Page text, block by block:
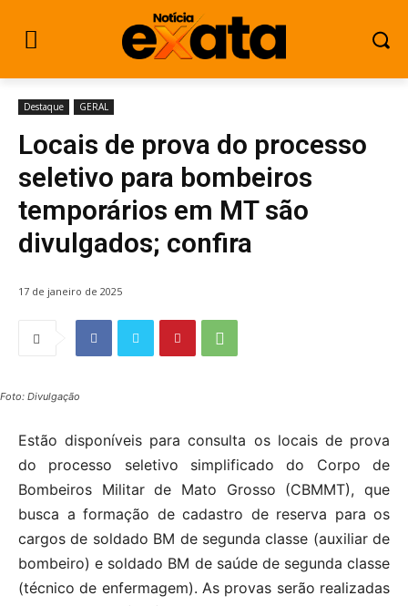
Destaque GERAL
Locais de prova do processo
seletivo para bombeiros
temporários em MT são
divulgados; confira
17 de janeiro de 2025
Foto: Divulgação
Estão disponíveis para consulta os locais de prova
do processo seletivo simplificado do Corpo de
Bombeiros Militar de Mato Grosso (CBMMT), que
busca a formação de cadastro de reserva para os
cargos de soldado BM de segunda classe (auxiliar de
bombeiro) e soldado BM de saúde de segunda classe
(técnico de enfermagem). As provas serão realizadas